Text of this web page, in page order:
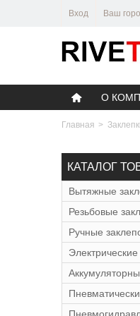
Вход Ваш
О
Главная >
КАТАЛОГ
Вытяжные
Резьбовые
Ручные